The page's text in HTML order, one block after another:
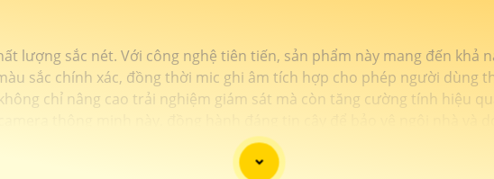
lượng sắc nét. Với công nghệ tiên tiến, sản phẩm này mang đến
sắc chính xác, đồng thời mic ghi âm tích hợp cho phép người dùng
chỉ nâng cao trải nghiệm giám sát mà còn tăng cường tính hiệu